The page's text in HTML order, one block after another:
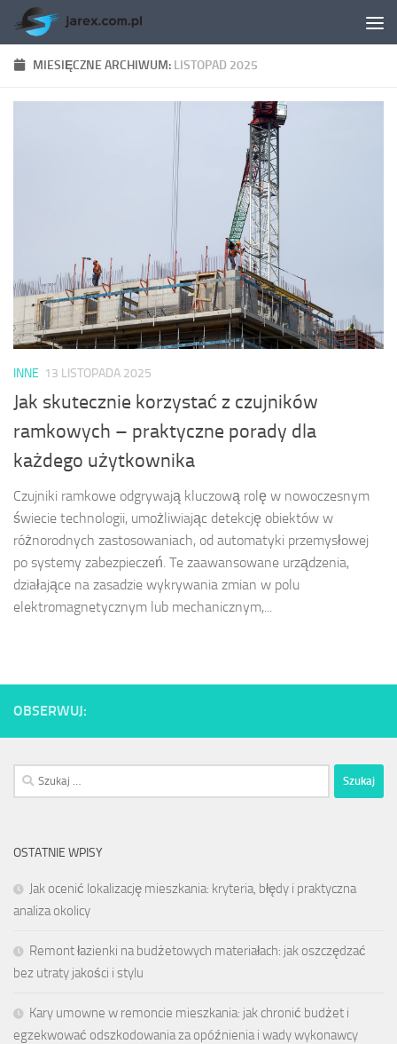
Skip to content
MIESIĘCZNE ARCHIWUM: LISTOPAD 2025
INNE 13 LISTOPADA 2025
Jak skutecznie korzystać z czujników
ramkowych – praktyczne porady dla
każdego użytkownika
Czujniki ramkowe odgrywają kluczową rolę w nowoczesnym
świecie technologii, umożliwiając detekcję obiektów w
różnorodnych zastosowaniach, od automatyki przemysłowej
po systemy zabezpieczeń. Te zaawansowane urządzenia,
działające na zasadzie wykrywania zmian w polu
elektromagnetycznym lub mechanicznym,...
OBSERWUJ:
Szukaj:
OSTATNIE WPISY
Jak ocenić lokalizację mieszkania: kryteria, błędy i praktyczna
analiza okolicy
Remont łazienki na budżetowych materiałach: jak oszczędzać
bez utraty jakości i stylu
Kary umowne w remoncie mieszkania: jak chronić budżet i
egzekwować odszkodowania za opóźnienia i wady wykonawcy